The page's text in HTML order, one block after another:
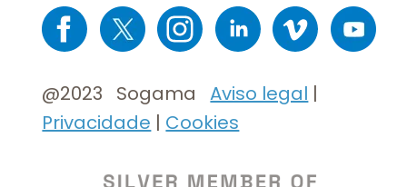
Imaxe Imaxe Imaxe Imaxe Imaxe Imaxe
@2023 SogamaAviso legal |
Privacidade | Cookies